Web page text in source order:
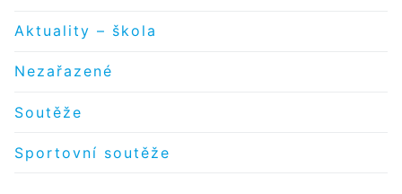
Aktuality – škola
Nezařazené
Soutěže
Sportovní soutěže